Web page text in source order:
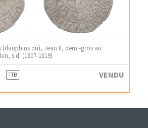
(dauphins du), Jean II, demi-gros au
s.d. (1307-1319)
TTB VENDU